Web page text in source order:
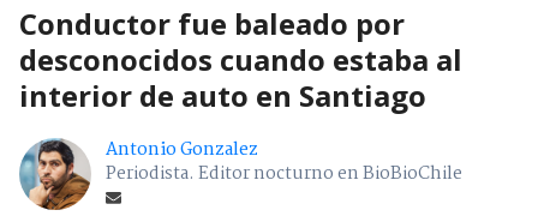
Conductor fue baleado por
desconocidos cuando estaba al
interior de auto en Santiago
Antonio Gonzalez
Periodista. Editor nocturno en BioBioChile